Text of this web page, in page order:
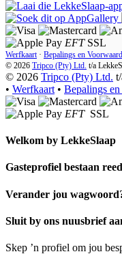
EFT SSL
Werfkaart · Bepalings en
© 2026 Tripco (Pty) Ltd. t/a
© 2026 Tripco (Pty) Ltd.
• Werfkaart • Bepalings
EFT SSL
Welkom by LekkeSlaap
Gasteprofiel bestaan
Verander jou
Sluit by ons nuusbrief
Skep ’n profiel om jou